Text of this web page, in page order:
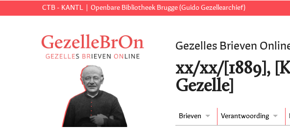
CTB - KANTL Openbare Bibliotheek Brugge (Guido Gezellearchief)
Gezelles Brieven
xx/xx/[1889],
Gezelle]
Brieven Verantwoording